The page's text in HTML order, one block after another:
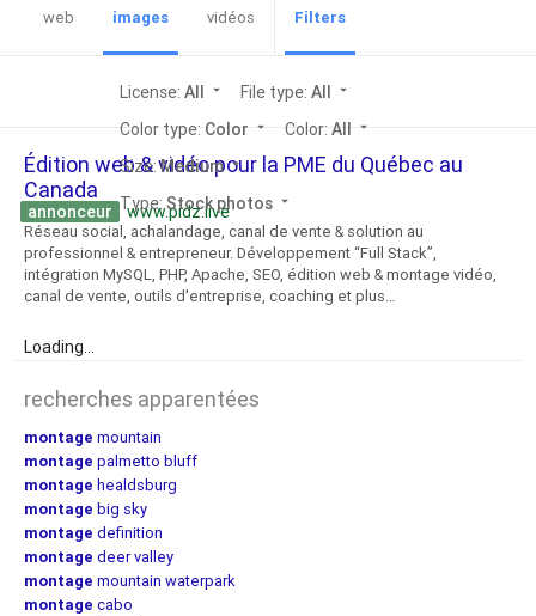
web images vidéos Filters
License: All arrow_drop_down File type: All arrow_drop_down
Color type: Color arrow_drop_down Color: All arrow_drop_down
Size:Medium arrow_drop_down
Type:Stock photos arrow_drop_down
Édition web & vidéo pour la PME du Québec au
Canada
annonceur www.pidz.live
Réseau social, achalandage, canal de vente & solution au
professionnel & entrepreneur. Développement “Full Stack”,
intégration MySQL, PHP, Apache, SEO, édition web & montage vidéo,
canal de vente, outils d'entreprise, coaching et plus…
Loading...
recherches apparentées
montage mountain
montage palmetto bluff
montage healdsburg
montage big sky
montage definition
montage deer valley
montage mountain waterpark
montage cabo